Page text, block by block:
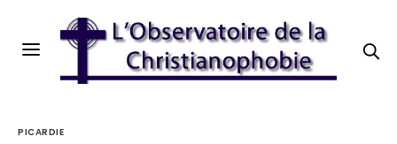
PICARDIE